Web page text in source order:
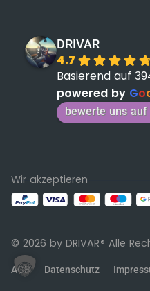
DRIVAR
4.7
Basierend auf
powered by Go
bewerte uns auf
Wir akzeptieren
© 2026 by DRIVAR® Alle
AGB Datenschutz